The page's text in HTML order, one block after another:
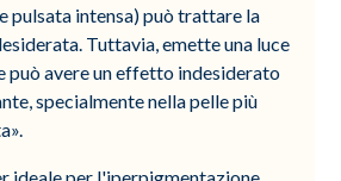
pulsata intensa) può trattare la
Tuttavia, emette una luce
può avere un effetto indesiderato
specialmente nella pelle più